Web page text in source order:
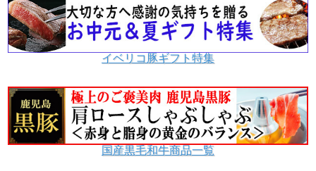
イベリコ豚ギフト特集
国産黒毛和牛商品一覧